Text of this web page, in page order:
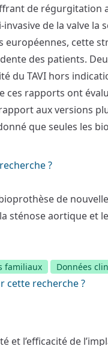
de régurgitation
de la valve la
européennes, cette
des patients.
du TAVI hors
ces rapports ont
aux versions
que seules les
?
de
sténose aortique et
familiaux Données
cette recherche ?
et l’efficacité de